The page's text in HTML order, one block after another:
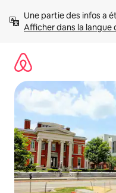
directement
Afficher dans la langue